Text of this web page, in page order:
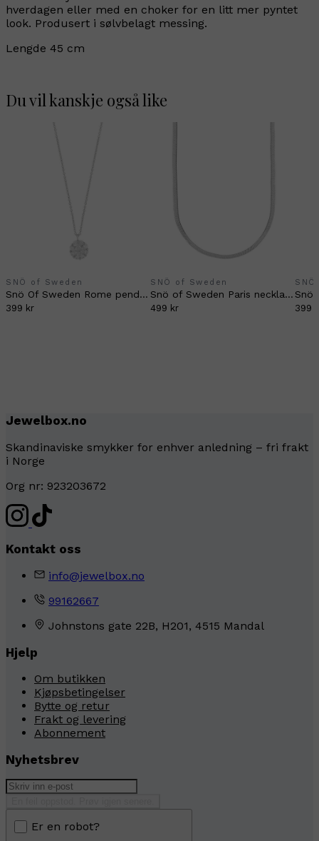
hverdagen eller med en choker for en litt mer pyntet
look. Produsert i sølvbelagt messing.
Lengde 45 cm
Du vil kanskje også like
SNÖ of Sweden
Snö Of Sweden Rome pendant necklace silver
399 kr
SNÖ of Sweden
Snö of Sweden Paris necklace silver
499 kr 399
Jewelbox.no
Skandinaviske smykker for enhver anledning – fri frakt
i Norge
Org nr: 923203672
Kontakt oss
info@jewelbox.no
99162667
Johnstons gate 22B, H201, 4515 Mandal
Hjelp
Om butikken
Kjøpsbetingelser
Bytte og retur
Frakt og levering
Abonnement
Nyhetsbrev
Er en robot?